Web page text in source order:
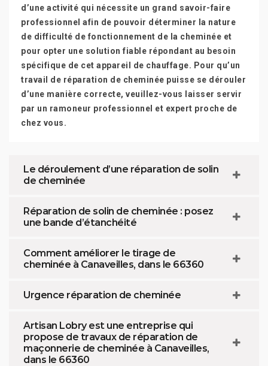
d’une activité qui nécessite un grand savoir-faire
professionnel afin de pouvoir déterminer la nature
de difficulté de fonctionnement de la cheminée et
pour opter une solution fiable répondant au besoin
spécifique de cet appareil de chauffage. Pour qu’un
travail de réparation de cheminée puisse se dérouler
d’une manière correcte, veuillez-vous laisser servir
par un ramoneur professionnel et expert proche de
chez vous.
Le déroulement d’une réparation de solin
de cheminée
Réparation de solin de cheminée : posez
une bande d’étanchéité
Comment améliorer le tirage de
cheminée à Canaveilles, dans le 66360
Urgence réparation de cheminée
Artisan Lobry est une entreprise qui
propose de travaux de réparation de
maçonnerie de cheminée à Canaveilles,
dans le 66360